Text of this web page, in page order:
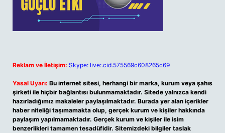
Reklam ve İletişim: Skype: live:.cid.575569c608265c69
Yasal Uyarı: Bu internet sitesi, herhangi bir marka, kurum veya şahıs
şirketi ile hiçbir bağlantısı bulunmamaktadır. Sitede yalnızca kendi
hazırladığımız makaleler paylaşılmaktadır. Burada yer alan içerikler
haber niteliği taşımamakta olup, gerçek kurum ve kişiler hakkında
paylaşım yapılmamaktadır. Gerçek kurum ve kişiler ile isim
benzerlikleri tamamen tesadüfidir. Sitemizdeki bilgiler taslak